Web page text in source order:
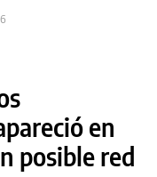
en
posible red